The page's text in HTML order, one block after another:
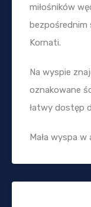
miłośników
bezpośrednim
Kornati.
Na wyspie
oznakowane
łatwy dostęp
Mała wyspa w